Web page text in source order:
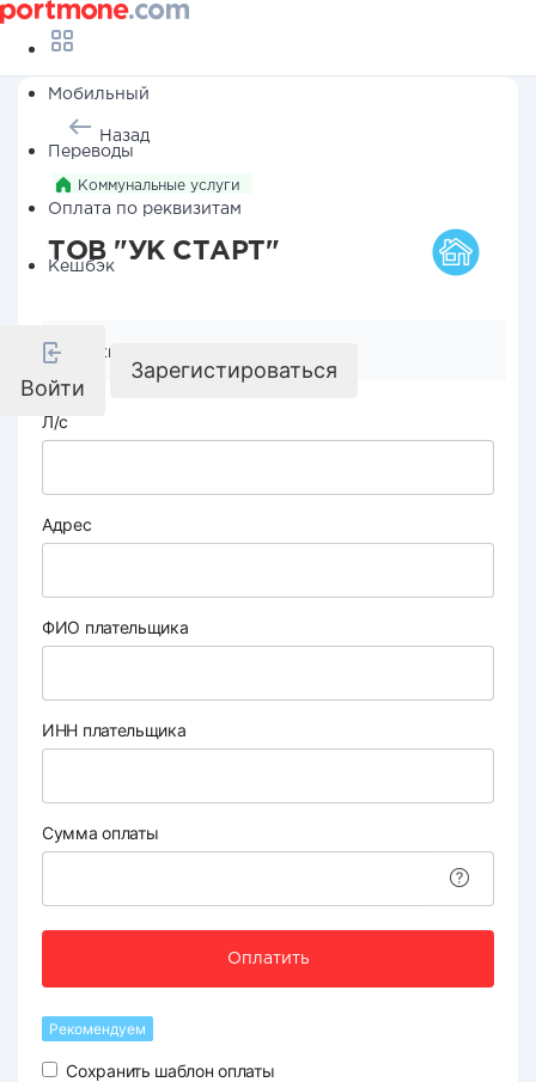
Мобильный
Переводы
Оплата по реквизитам
Кешбэк
Войти
Зарегистироваться
Назад
Коммунальные услуги
ТОВ "УК СТАРТ"
Реквизиты компании
Л/с
Адрес
ФИО плательщика
ИНН плательщика
Сумма оплаты
Оплатить
Рекомендуем
Сохранить шаблон оплаты